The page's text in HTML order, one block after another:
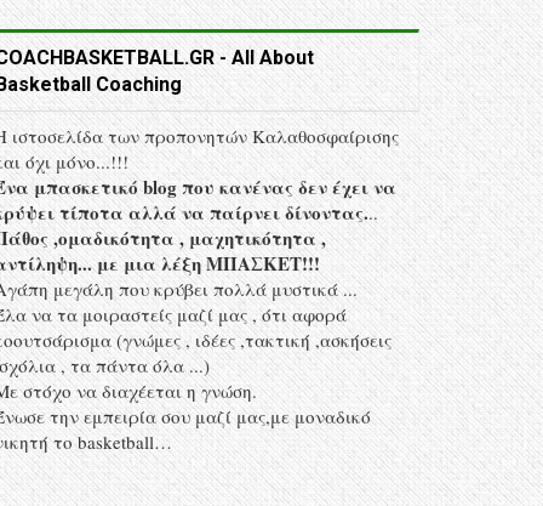
- All About
Coaching
ιστοσελίδα των προπονητών Kαλαθοσφαίρισης
όχι μόνο...!!!
μπασκετικό blog που κανένας δεν έχει να
τίποτα αλλά να παίρνει δίνοντας...
,ομαδικότητα , μαχητικότητα ,
με μια λέξη MΠΑΣΚΕΤ!!!
μεγάλη που κρύβει πολλά μυστικά ...
να τα μοιραστείς μαζί μας , ότι αφορά
(γνώμες , ιδέες ,τακτική ,ασκήσεις
, τα πάντα όλα ...)
στόχο να διαχέεται η γνώση.
την εμπειρία σου μαζί μας,με μοναδικό
το basketball…